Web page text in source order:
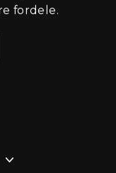
fordele.